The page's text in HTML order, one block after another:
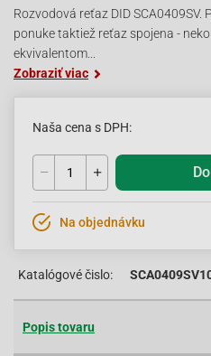
Rozvodová reťaz DID SCA0409SV.
ponuke taktiež reťaz spojena -
ekvivalentom...
Zobraziť viac
Naša cena s DPH:
Na objednávku
Katalógové čislo:
Popis tovaru